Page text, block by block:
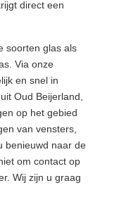
direct een
soorten glas als
Via onze
en snel in
Oud Beijerland,
op het gebied
van vensters,
benieuwd naar de
om contact op
Wij zijn u graag